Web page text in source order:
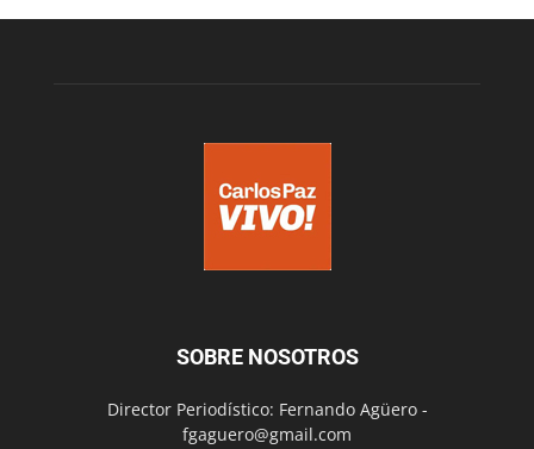
SOBRE NOSOTROS
Director Periodístico: Fernando Agüero -
fgaguero@gmail.com